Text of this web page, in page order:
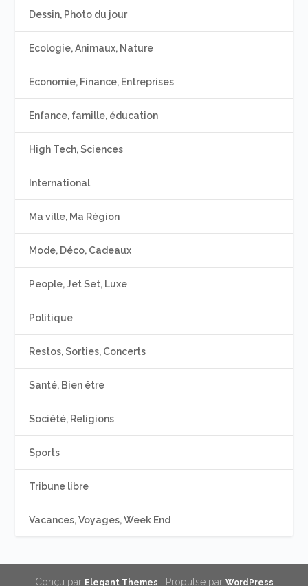
Dessin, Photo du jour
Ecologie, Animaux, Nature
Economie, Finance, Entreprises
Enfance, famille, éducation
High Tech, Sciences
International
Ma ville, Ma Région
Mode, Déco, Cadeaux
People, Jet Set, Luxe
Politique
Restos, Sorties, Concerts
Santé, Bien être
Société, Religions
Sports
Tribune libre
Vacances, Voyages, Week End
Conçu par Elegant Themes | Propulsé par WordPress